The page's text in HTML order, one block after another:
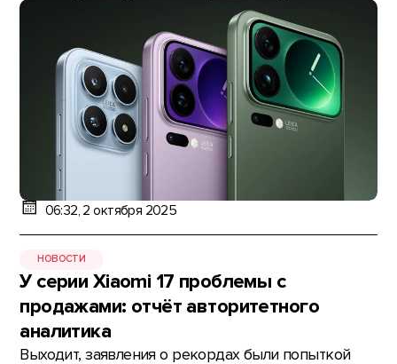
06:32, 2 октября 2025
НОВОСТИ
У серии Xiaomi 17 проблемы с
продажами: отчёт авторитетного
аналитика
Выходит, заявления о рекордах были попыткой